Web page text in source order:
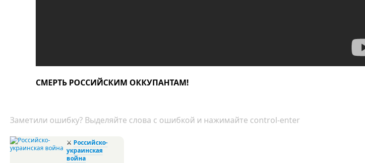
СМЕРТЬ РОССИЙСКИМ ОККУПАНТАМ!
Заметили ошибку? Выделяйте слова с ошибкой и нажимайте control-enter
⚔ Российско-
украинская
война